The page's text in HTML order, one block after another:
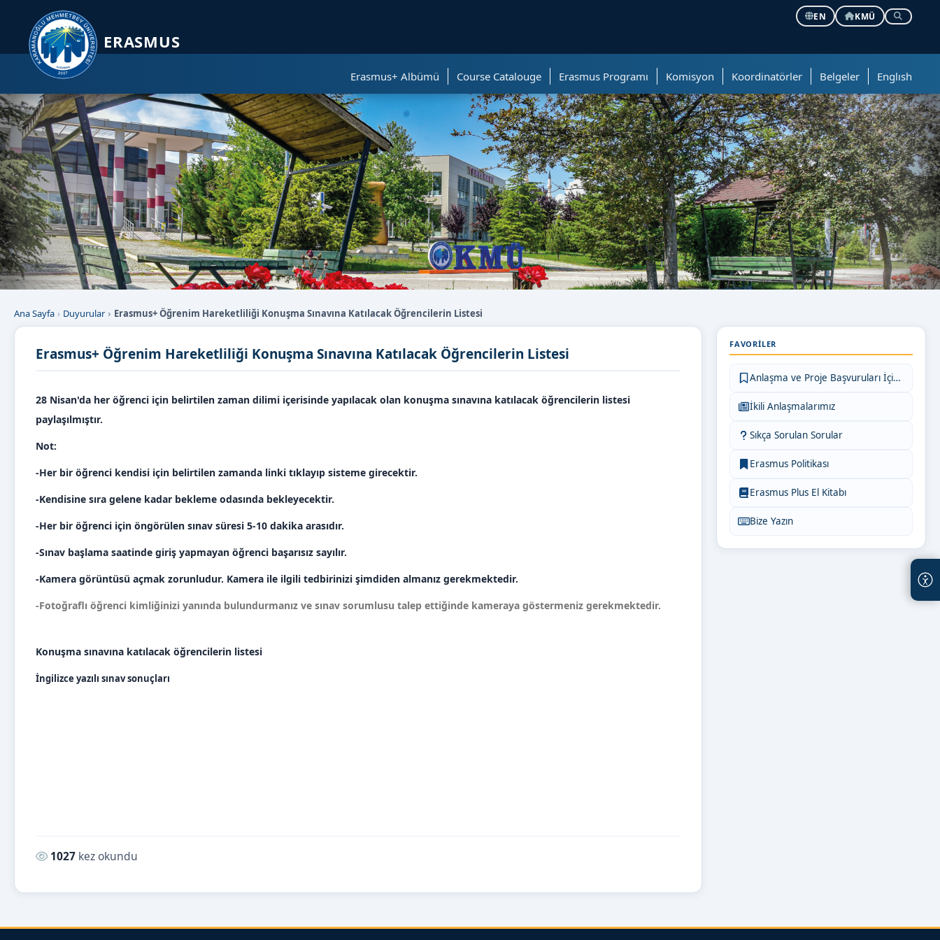
EN
KMÜ
ERASMUS
Erasmus+ Albümü Course Catalouge Erasmus Programı Komisyon Koordinatörler Belgeler Englısh
Ana Sayfa Duyurular Erasmus+ Öğrenim Hareketliliği Konuşma Sınavına Katılacak Öğrencilerin Listesi
Erasmus+ Öğrenim Hareketliliği Konuşma Sınavına Katılacak Öğrencilerin Listesi
28 Nisan'da her öğrenci için belirtilen zaman dilimi içerisinde yapılacak olan konuşma sınavına katılacak öğrencilerin listesi
paylaşılmıştır.
Not:
-Her bir öğrenci kendisi için belirtilen zamanda linki tıklayıp sisteme girecektir.
-Kendisine sıra gelene kadar bekleme odasında bekleyecektir.
-Her bir öğrenci için öngörülen sınav süresi 5-10 dakika arasıdır.
-Sınav başlama saatinde giriş yapmayan öğrenci başarısız sayılır.
-Kamera görüntüsü açmak zorunludur. Kamera ile ilgili tedbirinizi şimdiden almanız gerekmektedir.
-Fotoğraflı öğrenci kimliğinizi yanında bulundurmanız ve sınav sorumlusu talep ettiğinde kameraya göstermeniz gerekmektedir.
Konuşma sınavına katılacak öğrencilerin listesi
İngilizce yazılı sınav sonuçları
Okunma sayısı:
1027 kez okundu
FAVORILER
Anlaşma ve Proje Başvuruları İçin Bilgiler
İkili Anlaşmalarımız
Sıkça Sorulan Sorular
Erasmus Politikası
Erasmus Plus El Kitabı
Bize Yazın